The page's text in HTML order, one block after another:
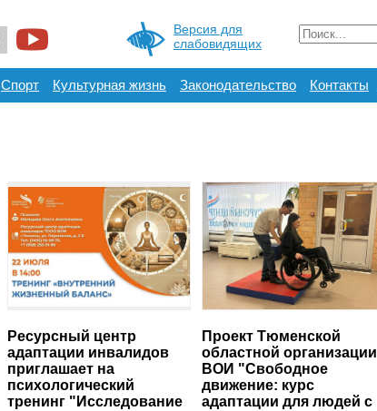
Версия для
слабовидящих
Спорт Культурная жизнь Законодательство Контакты
Ресурсный центр
адаптации инвалидов
приглашает на
психологический
тренинг "Исследование
Проект Тюменской
областной организации
ВОИ "Свободное
движение: курс
адаптации для людей с